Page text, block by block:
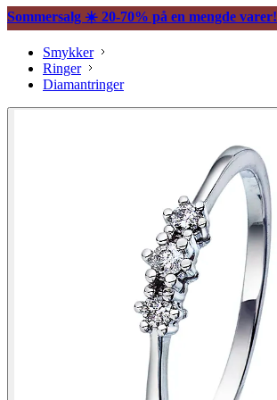
Sommersalg ☀️ 20-70% på en mengde varer!
Smykker
Ringer
Diamantringer